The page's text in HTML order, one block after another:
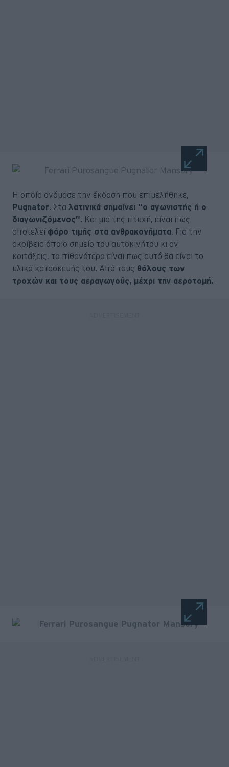
H οποία ονόμασε την έκδοση που επιμελήθηκε,
Pugnator. Στα λατινικά σημαίνει "ο αγωνιστής ή ο
διαγωνιζόμενος”. Και μια της πτυχή, είναι πως
αποτελεί φόρο τιμής στα ανθρακονήματα. Για την
ακρίβεια όποιο σημείο του αυτοκινήτου κι αν
κοιτάξεις, το πιθανότερο είναι πως αυτό θα είναι το
υλικό κατασκευής του. Από τους θόλους των
τροχών και τους αεραγωγούς, μέχρι την αεροτομή.